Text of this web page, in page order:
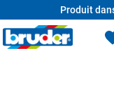
Produit